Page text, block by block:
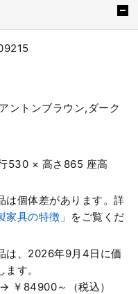
ントンブラウン,ダーク
530 × 高さ865 座高
は個体差があります。詳
家具の特徴」 をご覧くだ
は、2026年9月4日に価
す。
￥84900～（税込）